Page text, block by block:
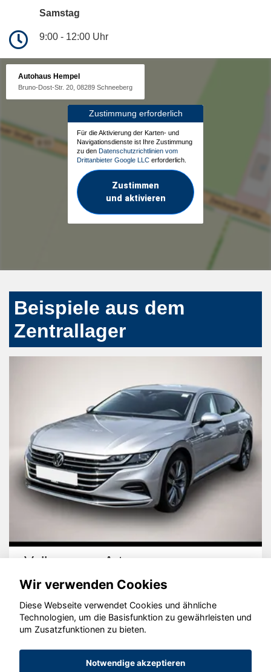
Samstag
9:00 - 12:00 Uhr
Autohaus Hempel
Bruno-Dost-Str. 20, 08289 Schneeberg
Zustimmung erforderlich
Für die Aktivierung der Karten- und
Navigationsdienste ist Ihre Zustimmung
zu den Datenschutzrichtlinien vom
Drittanbieter Google LLC erforderlich.
Zustimmen
und aktivieren
Beispiele aus dem
Zentrallager
Cupra Leon
© konjunkturmotor.de GmbH 2020 - 2026
Wir verwenden Cookies
Diese Webseite verwendet Cookies und ähnliche
Technologien, um die Basisfunktion zu gewährleisten und
um Zusatzfunktionen zu bieten.
Notwendige akzeptieren